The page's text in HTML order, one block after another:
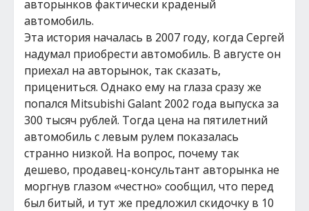
авторынков фактически краденый
автомобиль.
Эта история началась в 2007 году, когда Сергей
надумал приобрести автомобиль. В августе он
приехал на авторынок, так сказать,
прицениться. Однако ему на глаза сразу же
попался Mitsubishi Galant 2002 года выпуска за
300 тысяч рублей. Тогда цена на пятилетний
автомобиль с левым рулем показалась
странно низкой. На вопрос, почему так
дешево, продавец-консультант авторынка не
моргнув глазом «честно» сообщил, что перед
был битый, и тут же предложил скидочку в 10